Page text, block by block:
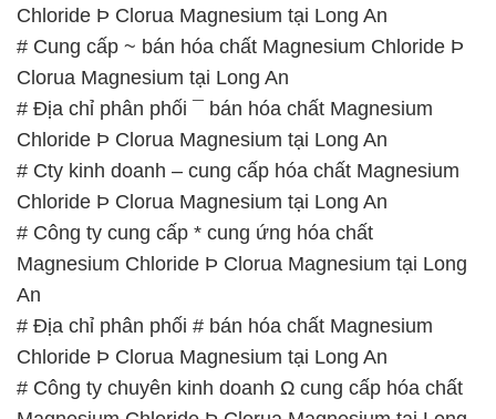
An
# Địa chỉ phân phối # bán hóa chất Magnesium
Chloride Þ Clorua Magnesium tại Long An
# Công ty chuyên kinh doanh Ω cung cấp hóa chất
Magnesium Chloride Þ Clorua Magnesium tại Long
An
# Đơn vị bán ¶ thương mại hóa chất Magnesium
Chloride Þ Clorua Magnesium tại Long An
# Đơn vị thương mại › cung cấp hóa chất
Magnesium Chloride Þ Clorua Magnesium tại Long
An
# Nơi bán & kinh doanh hóa chất Magnesium
Chloride Þ Clorua Magnesium tại Long An